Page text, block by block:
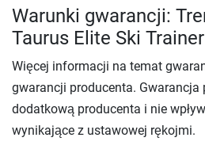
Warunki gwarancji:
Taurus Elite Ski Trainer
Więcej informacji na temat
gwarancji producenta. Gwarancja
dodatkową producenta i nie
wynikające z ustawowej rękojmi.